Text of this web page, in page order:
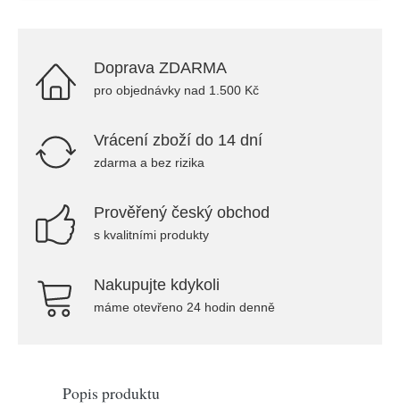
Doprava ZDARMA
pro objednávky nad 1.500 Kč
Vrácení zboží do 14 dní
zdarma a bez rizika
Prověřený český obchod
s kvalitními produkty
Nakupujte kdykoli
máme otevřeno 24 hodin denně
Popis produktu